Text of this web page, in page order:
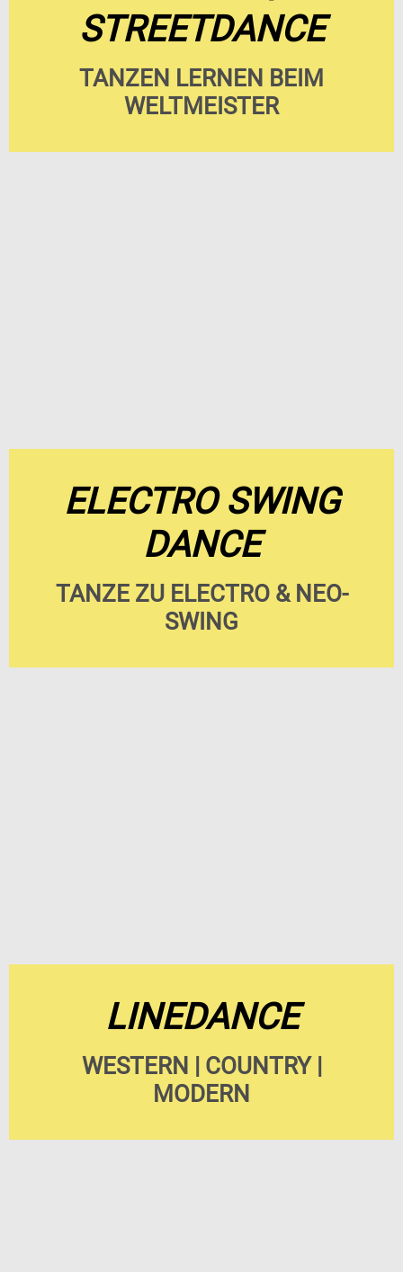
STREETDANCE
TANZEN LERNEN BEIM
WELTMEISTER
ELECTRO SWING
DANCE
TANZE ZU ELECTRO & NEO-
SWING
LINEDANCE
WESTERN | COUNTRY |
MODERN